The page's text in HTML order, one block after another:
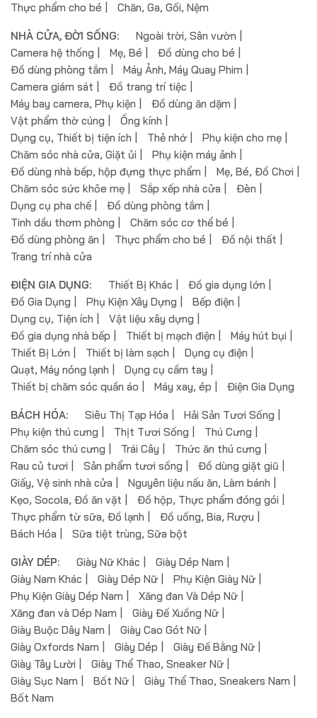
Thực phẩm cho bé
Chăn, Ga, Gối, Nệm
NHÀ CỬA, ĐỜI SỐNG:
Ngoài trời, Sân vườn
Camera hệ thống
Mẹ, Bé
Đồ dùng cho bé
Đồ dùng phòng tắm
Máy Ảnh, Máy Quay Phim
Camera giám sát
Đồ trang trí tiệc
Máy bay camera, Phụ kiện
Đồ dùng ăn dặm
Vật phẩm thờ cúng
Ống kính
Dụng cụ, Thiết bị tiện ích
Thẻ nhớ
Phụ kiện cho mẹ
Chăm sóc nhà cửa, Giặt ủi
Phụ kiện máy ảnh
Đồ dùng nhà bếp, hộp đựng thực phẩm
Mẹ, Bé, Đồ Chơi
Chăm sóc sức khỏe mẹ
Sắp xếp nhà cửa
Đèn
Dụng cụ pha chế
Đồ dùng phòng tắm
Tinh dầu thơm phòng
Chăm sóc cơ thể bé
Đồ dùng phòng ăn
Thực phẩm cho bé
Đồ nội thất
Trang trí nhà cửa
ĐIỆN GIA DỤNG: Thiết Bị Khác
Đồ gia dụng lớn
Đồ Gia Dụng
Phụ Kiện Xây Dựng
Bếp điện
Dụng cụ, Tiện ích
Vật liệu xây dựng
Đồ gia dụng nhà bếp
Thiết bị mạch điện
Máy hút bụi
Thiết Bị Lớn
Thiết bị làm sạch
Dụng cụ điện
Quạt, Máy nóng lạnh
Dụng cụ cầm tay
Thiết bị chăm sóc quần áo
Máy xay, ép Điện Gia Dụng
BÁCH HÓA: Siêu Thị Tạp Hóa
Hải Sản Tươi Sống
Phụ kiện thú cưng
Thịt Tươi Sống
Thú Cưng
Chăm sóc thú cưng
Trái Cây
Thức ăn thú cưng
Rau củ tươi
Sản phẩm tươi sống
Đồ dùng giặt giũ
Giấy, Vệ sinh nhà cửa
Nguyên liệu nấu ăn, Làm bánh
Kẹo, Socola, Đồ ăn vặt
Đồ hộp, Thực phẩm đóng gói
Thực phẩm từ sữa, Đồ lạnh
Đồ uống, Bia, Rượu
Bách Hóa
Sữa tiệt trùng, Sữa bột
GIÀY DÉP: Giày Nữ Khác
Giày Dép Nam
Giày Nam Khác
Giày Dép Nữ
Phụ Kiện Giày Nữ
Phụ Kiện Giày Dép Nam
Xăng đan Và Dép Nữ
Xăng đan và Dép Nam
Giày Đế Xuồng Nữ
Giày Buộc Dây Nam
Giày Cao Gót Nữ
Giày Oxfords Nam
Giày Dép
Giày Đế Bằng Nữ
Giày Tây Lười
Giày Thể Thao, Sneaker Nữ
Giày Sục Nam
Bốt Nữ
Giày Thể Thao, Sneakers Nam
Bốt Nam